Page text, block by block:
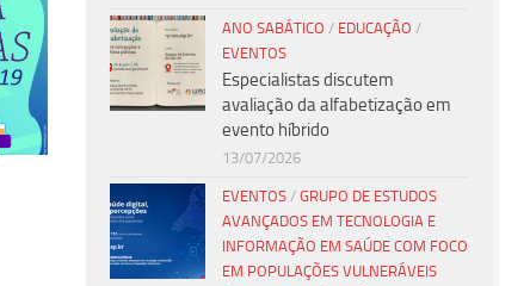
ANO SABÁTICO / EDUCAÇÃO /
EVENTOS
Especialistas discutem
avaliação da alfabetização em
evento híbrido
13/07/2026
EVENTOS / GRUPO DE ESTUDOS
AVANÇADOS EM TECNOLOGIA E
INFORMAÇÃO EM SAÚDE COM FOCO
EM POPULAÇÕES VULNERÁVEIS